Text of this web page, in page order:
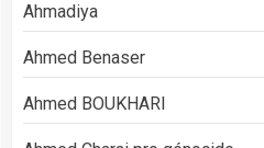
Ahmadiya
Ahmed Benaser
Ahmed BOUKHARI